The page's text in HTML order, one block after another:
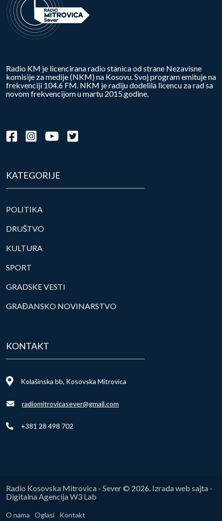
Radio KM je licencirana radio stanica od strane Nezavisne
komisije za medije (NKM) na Kosovu. Svoj program emituje na
frekvenciji 104.6 FM. NKM je radiju dodelila licencu za rad sa
novom frekvencijom u martu 2015.godine.
KATEGORIJE
POLITIKA
DRUŠTVO
KULTURA
SPORT
GRADSKE VESTI
GRAĐANSKO NOVINARSTVO
KONTAKT
Kolašinska bb, Kosovska Mitrovica
radiomitrovicasever@gmail.com
+381 28 498 702
Radio Kosovska Mitrovica - Sever © 2026. Izrada web sajta -
Digitalna Agencija W3 Lab
O nama Oglasi Kontakt